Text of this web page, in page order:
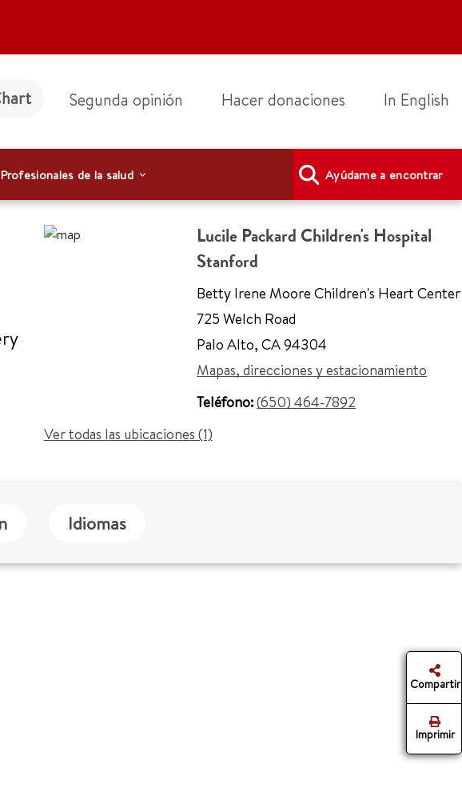
Segunda opinión Hacer donaciones In English
Profesionales de la salud Ayúdame a encontrar
Lucile Packard Children's Hospital
Stanford
Betty Irene Moore Children's Heart Center
725 Welch Road
Palo Alto, CA 94304
Mapas, direcciones y estacionamiento
Teléfono:(650) 464-7892
Ver todas las ubicaciones (1)
Idiomas
Compartir
Imprimir